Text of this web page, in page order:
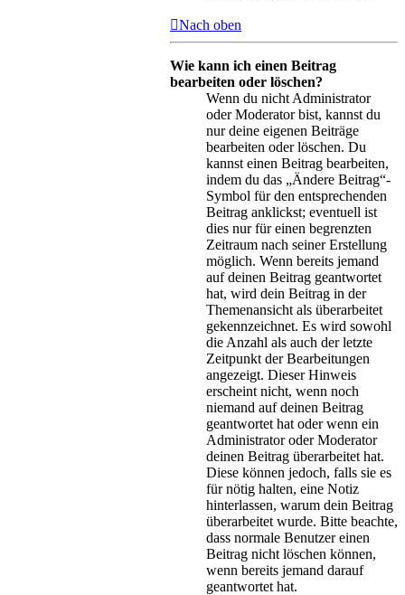
Nach oben
Wie kann ich einen Beitrag
bearbeiten oder löschen?
Wenn du nicht Administrator
oder Moderator bist, kannst du
nur deine eigenen Beiträge
bearbeiten oder löschen. Du
kannst einen Beitrag bearbeiten,
indem du das „Ändere Beitrag“-
Symbol für den entsprechenden
Beitrag anklickst; eventuell ist
dies nur für einen begrenzten
Zeitraum nach seiner Erstellung
möglich. Wenn bereits jemand
auf deinen Beitrag geantwortet
hat, wird dein Beitrag in der
Themenansicht als überarbeitet
gekennzeichnet. Es wird sowohl
die Anzahl als auch der letzte
Zeitpunkt der Bearbeitungen
angezeigt. Dieser Hinweis
erscheint nicht, wenn noch
niemand auf deinen Beitrag
geantwortet hat oder wenn ein
Administrator oder Moderator
deinen Beitrag überarbeitet hat.
Diese können jedoch, falls sie es
für nötig halten, eine Notiz
hinterlassen, warum dein Beitrag
überarbeitet wurde. Bitte beachte,
dass normale Benutzer einen
Beitrag nicht löschen können,
wenn bereits jemand darauf
geantwortet hat.